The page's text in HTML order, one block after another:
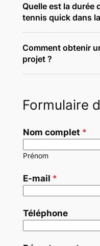
Quelle est la durée
tennis quick dans
Comment obtenir
projet ?
Formulaire
Nom complet *
Prénom
E-mail *
Téléphone